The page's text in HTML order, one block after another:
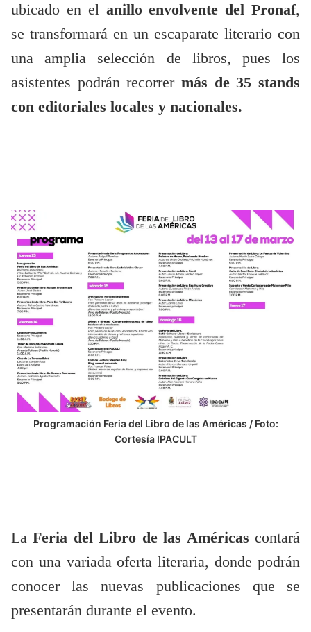
ubicado en el anillo envolvente del Pronaf,
se transformará en un escaparate literario con
una amplia selección de libros, pues los
asistentes podrán recorrer más de 35 stands
con editoriales locales y nacionales.
Programación Feria del Libro de las Américas / Foto:
Cortesía IPACULT
LaFeria del Libro de las Américas contará
con una variada oferta literaria, donde podrán
conocer las nuevas publicaciones que se
presentarán durante el evento.